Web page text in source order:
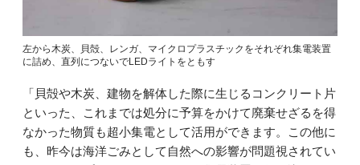
左から木炭、貝殻、レンガ、マイクロプラスチックをそれぞれ集電装置
に詰め、直列につないでLEDライトをともす
「貝殻や木炭、建物を解体した際に生じるコンクリート片
といった、これまでは処分に予算をかけて廃棄せざるを得
なかった物質も超小集電として活用ができます。この他に
も、昨今は海洋ごみとして自然への影響が問題視されてい